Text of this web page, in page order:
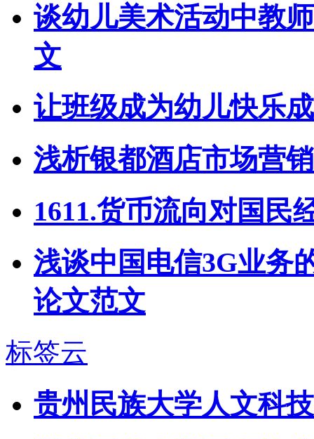
谈幼儿美术活动中教
文
让班级成为幼儿快乐
浅析银都酒店市场营
1611.货币流向对国民
浅谈中国电信3G业务
论文范文
标签云
贵州民族大学人文科